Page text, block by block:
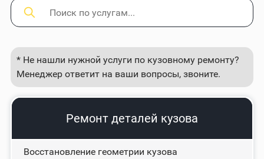
* Не нашли нужной услуги по кузовному ремонту?
Менеджер ответит на ваши вопросы, звоните.
Ремонт деталей кузова
Восстановление геометрии кузова